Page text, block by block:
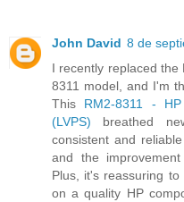
John David 8 de
I recently replaced the
8311 model, and I'm
This RM2-8311 -
(LVPS) breathed
consistent and
and the
Plus, it's reassuring
on a quality HP